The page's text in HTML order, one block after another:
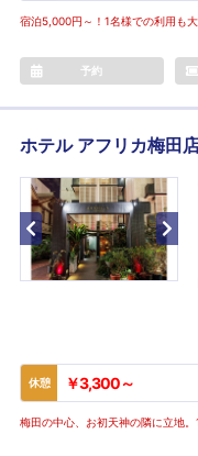
宿泊5,000円～！1名様での利用も
予約
ホテル アフリカ梅田
休憩 ￥3,300～
梅田の中心、お初天神の隣に立地